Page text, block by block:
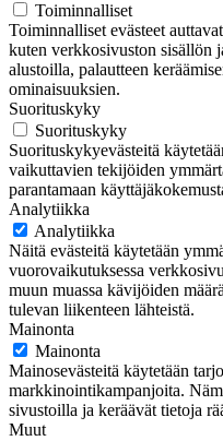
Toiminnalliset
Toiminnalliset evästeet
kuten verkkosivuston sisällön
alustoilla, palautteen
ominaisuuksien.
Suorituskyky
Suorituskyky
Suorituskykyevästeitä
vaikuttavien tekijöiden
parantamaan
Analytiikka
Analytiikka
Näitä evästeitä käytetään
vuorovaikutuksessa
muun muassa kävijöiden
tulevan liikenteen lähteistä.
Mainonta
Mainonta
Mainosevästeitä käytetään
markkinointikampanjoita.
sivustoilla ja keräävät tietoja
Muut